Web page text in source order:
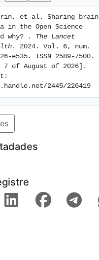
et al. Sharing brain
in the Open Science
why? . The Lancet
. 2024. Vol. 6, num.
e535. ISSN 2589-7500.
7 of August of 2026].
2445/226419